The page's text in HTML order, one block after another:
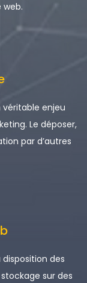
enjeu
Le déposer,
par d’autres
des
sur des